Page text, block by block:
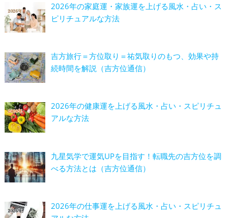
2026年の家庭運・家族運を上げる風水・占い・ス
ピリチュアルな方法
吉方旅行＝方位取り＝祐気取りのもつ、効果や持
続時間を解説（吉方位通信）
2026年の健康運を上げる風水・占い・スピリチュ
アルな方法
九星気学で運気UPを目指す！転職先の吉方位を調
べる方法とは（吉方位通信）
2026年の仕事運を上げる風水・占い・スピリチュ